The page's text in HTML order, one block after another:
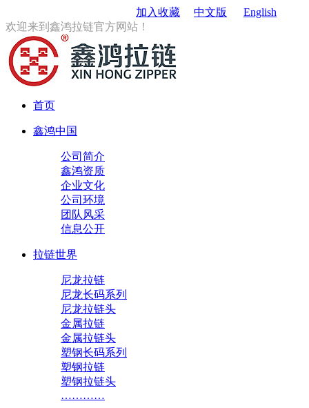
加入收藏 中文版
English
欢迎来到鑫鸿拉链官方网站！
首页
鑫鸿中国
公司简介
鑫鸿资质
企业文化
公司环境
团队风采
信息公开
拉链世界
尼龙拉链
尼龙长码系列
尼龙拉链头
金属拉链
金属拉链头
塑钢长码系列
塑钢拉链
塑钢拉链头
…………